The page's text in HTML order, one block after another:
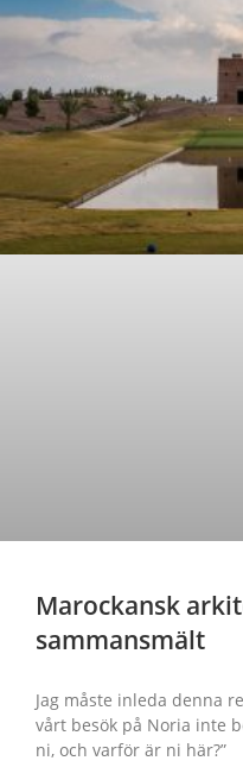
Marockansk
sammansmält
Jag måste inleda denna
vårt besök på Noria inte
ni, och varför är ni här?”